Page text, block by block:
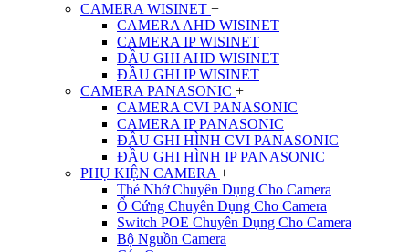
CAMERA WISINET +
CAMERA AHD WISINET
CAMERA IP WISINET
ĐẦU GHI AHD WISINET
ĐẦU GHI IP WISINET
CAMERA PANASONIC +
CAMERA CVI PANASONIC
CAMERA IP PANASONIC
ĐẦU GHI HÌNH CVI PANASONIC
ĐẦU GHI HÌNH IP PANASONIC
PHỤ KIỆN CAMERA +
Thẻ Nhớ Chuyên Dụng Cho Camera
Ổ Cứng Chuyên Dụng Cho Camera
Switch POE Chuyên Dụng Cho Camera
Bộ Nguồn Camera